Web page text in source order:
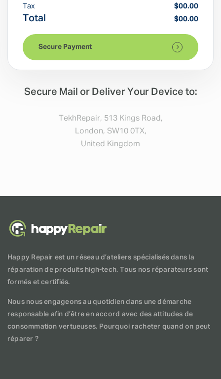
Tax
$00.00
Total $00.00
Secure Payment
Secure Mail or Deliver Your Device to:
TekhRepair, 513 Kings Road,
London, SW10 0TX,
United Kingdom
Happy Repair est un réseau d’ateliers spécialisés dans la
réparation de produits high-tech. Tous nos réparateurs sont
formés et certifiés.
Nous nous engageons au quotidien dans une démarche
responsable afin d’être en accord avec des attitudes de
consommation vertueuses. Pourquoi racheter quand on peut
réparer ?